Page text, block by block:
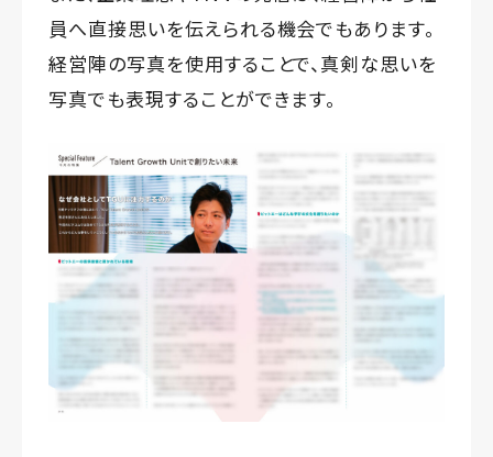
員へ直接思いを伝えられる機会でもあります。
経営陣の写真を使用することで、真剣な思いを
写真でも表現することができます。